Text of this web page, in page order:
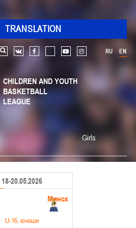
TRANSLATION
RU EN
Search vk facebook youtube instagram
CHILDREN AND YOUTH
BASKETBALL
LEAGUE
Girls
18-20.05.2026
Минск
U-16 , юноши